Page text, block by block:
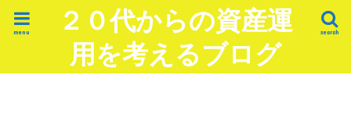
２０代からの資産運
用を考えるブログ
search
menu